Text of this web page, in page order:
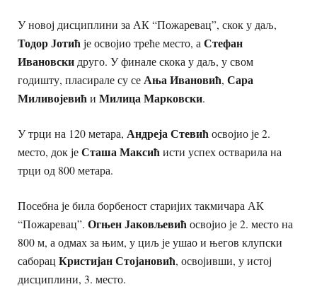
У новој дисциплини за АК “Пожаревац”, скок у даљ,
Тодор Јотићје освојио треће место, а Стефан
Ивановски друго. У финале скока у даљ, у свом
годишту, пласирале су сеАња Ивановић, Сара
Миливојевићи Милица Марковски.
У трци на 120 метара, Андреја Стевићосвојио је 2.
место, док јеСташа Максићисти успех остварила на
трци од 800 метара.
Посебна је била борбеност старијих такмичара АК
“Пожаревац”. Огњен Јаковљевићосвојио је 2. место на
800 м, а одмах за њим, у циљ је ушао и његов клупски
саборац Кристијан Стојановић, освојивши, у истој
дисциплини, 3. место.